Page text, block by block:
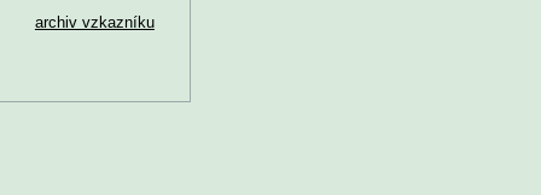
archiv vzkazníku